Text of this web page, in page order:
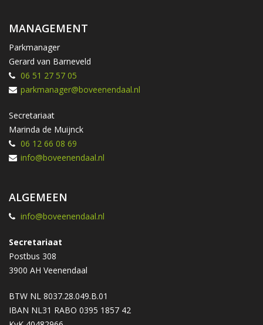
MANAGEMENT
Parkmanager
Gerard van Barneveld
06 51 27 57 05
parkmanager@boveenendaal.nl
Secretariaat
Marinda de Muijnck
06 12 66 08 69
info@boveenendaal.nl
ALGEMEEN
info@boveenendaal.nl
Secretariaat
Postbus 308
3900 AH Veenendaal
BTW NL 8037.28.049.B.01
IBAN NL31 RABO 0395 1857 42